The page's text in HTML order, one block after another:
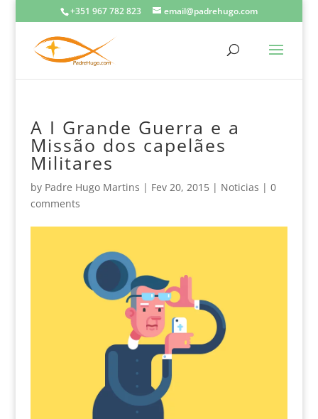
+351 967 782 823 email@padrehugo.com
A I Grande Guerra e a
Missão dos capelães
Militares
by Padre Hugo Martins | Fev 20, 2015| Noticias | 0
comments